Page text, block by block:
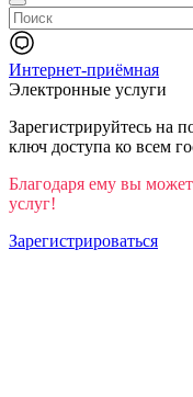
Интернет-приёмная
Электронные услуги
Зарегистрируйтесь на
ключ доступа ко всем
Благодаря ему вы
услуг!
Зарегистрироваться